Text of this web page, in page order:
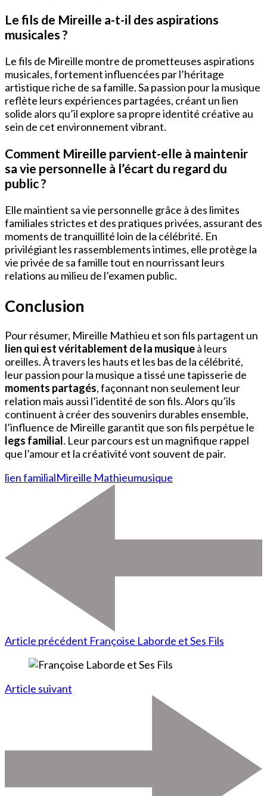
Le fils de Mireille a-t-il des aspirations
musicales ?
Le fils de Mireille montre de prometteuses aspirations
musicales, fortement influencées par l’héritage
artistique riche de sa famille. Sa passion pour la musique
reflète leurs expériences partagées, créant un lien
solide alors qu’il explore sa propre identité créative au
sein de cet environnement vibrant.
Comment Mireille parvient-elle à maintenir
sa vie personnelle à l’écart du regard du
public ?
Elle maintient sa vie personnelle grâce à des limites
familiales strictes et des pratiques privées, assurant des
moments de tranquillité loin de la célébrité. En
privilégiant les rassemblements intimes, elle protège la
vie privée de sa famille tout en nourrissant leurs
relations au milieu de l’examen public.
Conclusion
Pour résumer, Mireille Mathieu et son fils partagent un
lien qui est véritablement de la musiqueà leurs
oreilles. À travers les hauts et les bas de la célébrité,
leur passion pour la musique a tissé une tapisserie de
moments partagés, façonnant non seulement leur
relation mais aussi l’identité de son fils. Alors qu’ils
continuent à créer des souvenirs durables ensemble,
l’influence de Mireille garantit que son fils perpétue le
legs familial. Leur parcours est un magnifique rappel
que l’amour et la créativité vont souvent de pair.
lien familialMireille Mathieumusique
Article précédent Françoise Laborde et Ses Fils
Article suivant